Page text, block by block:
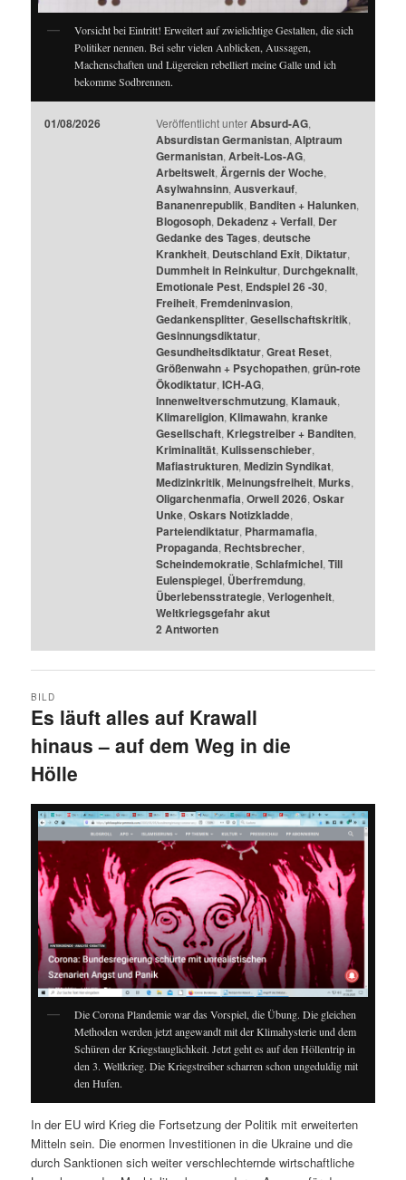
Vorsicht bei Eintritt! Erweitert auf zwielichtige Gestalten, die sich
Politiker nennen. Bei sehr vielen Anblicken, Aussagen,
Machenschaften und Lügereien rebelliert meine Galle und ich
bekomme Sodbrennen.
01/08/2026 Veröffentlicht unter Absurd-AG,
Absurdistan Germanistan, Alptraum
Germanistan, Arbeit-Los-AG,
Arbeitswelt, Ärgernis der Woche,
Asylwahnsinn, Ausverkauf,
Bananenrepublik, Banditen + Halunken,
Blogosoph, Dekadenz + Verfall, Der
Gedanke des Tages, deutsche
Krankheit, Deutschland Exit, Diktatur,
Dummheit in Reinkultur, Durchgeknallt,
Emotionale Pest, Endspiel 26 -30,
Freiheit, Fremdeninvasion,
Gedankensplitter, Gesellschaftskritik,
Gesinnungsdiktatur,
Gesundheitsdiktatur, Great Reset,
Größenwahn + Psychopathen, grün-rote
Ökodiktatur, ICH-AG,
Innenweltverschmutzung, Klamauk,
Klimareligion, Klimawahn, kranke
Gesellschaft, Kriegstreiber + Banditen,
Kriminalität, Kulissenschieber,
Mafiastrukturen, Medizin Syndikat,
Medizinkritik, Meinungsfreiheit, Murks,
Oligarchenmafia, Orwell 2026, Oskar
Unke, Oskars Notizkladde,
Parteiendiktatur, Pharmamafia,
Propaganda, Rechtsbrecher,
Scheindemokratie, Schlafmichel, Till
Eulenspiegel, Überfremdung,
Überlebensstrategie, Verlogenheit,
Weltkriegsgefahr akut
2 Antworten
Es läuft alles auf Krawall
hinaus – auf dem Weg in die
Hölle
BILD
Die Corona Plandemie war das Vorspiel, die Übung. Die gleichen
Methoden werden jetzt angewandt mit der Klimahysterie und dem
Schüren der Kriegstauglichkeit. Jetzt geht es auf den Höllentrip in
den 3. Weltkrieg. Die Kriegstreiber scharren schon ungeduldig mit
den Hufen.
In der EU wird Krieg die Fortsetzung der Politik mit erweiterten
Mitteln sein. Die enormen Investitionen in die Ukraine und die
durch Sanktionen sich weiter verschlechternde wirtschaftliche